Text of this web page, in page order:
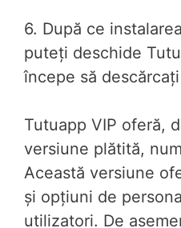
6. După ce
puteți deschide
începe să
Tutuapp VIP oferă,
versiune plătită,
Această versiune
și opțiuni de
utilizatori. De